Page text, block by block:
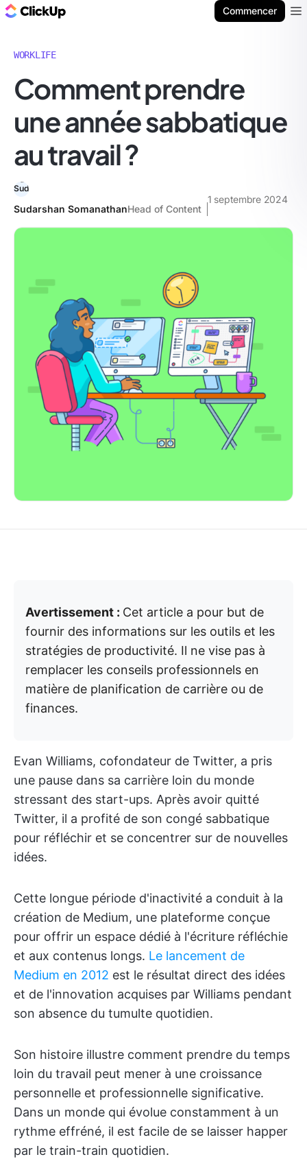
Commencer
WORKLIFE
Comment prendre
une année sabbatique
au travail ?
Sudarshan SomanathanHead of Content
1 septembre 2024
Avertissement : Cet article a pour but de
fournir des informations sur les outils et les
stratégies de productivité. Il ne vise pas à
remplacer les conseils professionnels en
matière de planification de carrière ou de
finances.
Evan Williams, cofondateur de Twitter, a pris
une pause dans sa carrière loin du monde
stressant des start-ups. Après avoir quitté
Twitter, il a profité de son congé sabbatique
pour réfléchir et se concentrer sur de nouvelles
idées.
Cette longue période d'inactivité a conduit à la
création de Medium, une plateforme conçue
pour offrir un espace dédié à l'écriture réfléchie
et aux contenus longs. Le lancement de
Medium en 2012 est le résultat direct des idées
et de l'innovation acquises par Williams pendant
son absence du tumulte quotidien.
Son histoire illustre comment prendre du temps
loin du travail peut mener à une croissance
personnelle et professionnelle significative.
Dans un monde qui évolue constamment à un
rythme effréné, il est facile de se laisser happer
par le train-train quotidien.